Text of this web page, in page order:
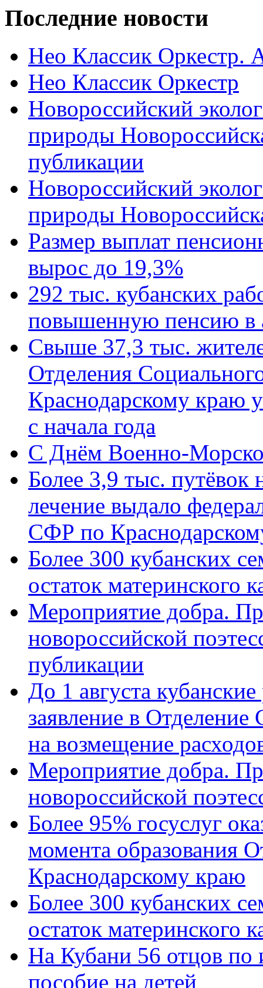
Последние новости
Нео Классик Оркестр.
Нео Классик Оркестр
Новороссийский
природы
публикации
Новороссийский
природы
Размер выплат
вырос до 19,3%
292 тыс. кубанских
повышенную пенсию в
Свыше 37,3 тыс.
Отделения
Краснодарскому краю
с начала года
C Днём Военно-
Более 3,9 тыс. путёвок
лечение выдало
СФР по
Более 300 кубанских
остаток материнского
Мероприятие добра.
новороссийской
публикации
До 1 августа
заявление в
на возмещение
Мероприятие добра.
новороссийской
Более 95% госуслуг
момента образования
Краснодарскому краю
Более 300 кубанских
остаток материнского
На Кубани 56 отцов по
пособие на детей